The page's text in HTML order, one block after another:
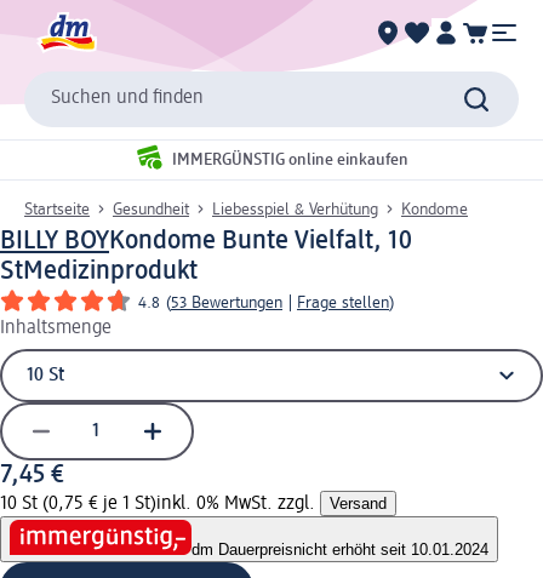
Suchen und finden
IMMERGÜNSTIG online einkaufen
Startseite Gesundheit Liebesspiel & Verhütung Kondome
BILLY BOYKondome Bunte Vielfalt, 10
StMedizinprodukt
4.8 (53 Bewertungen Frage stellen)
Inhaltsmenge
7,45 €
10 St (0,75 € je 1 St)inkl. 0% MwSt. zzgl. Versand
dm Dauerpreisnicht erhöht seit 10.01.2024